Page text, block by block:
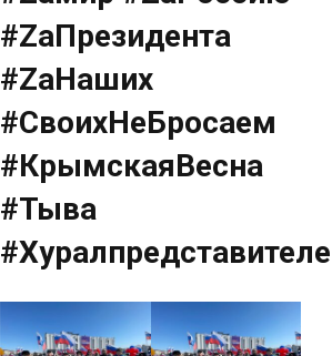
#ZаПрезидента
#ZаНаших
#СвоихНеБросаем
#КрымскаяВесна
#Тыва